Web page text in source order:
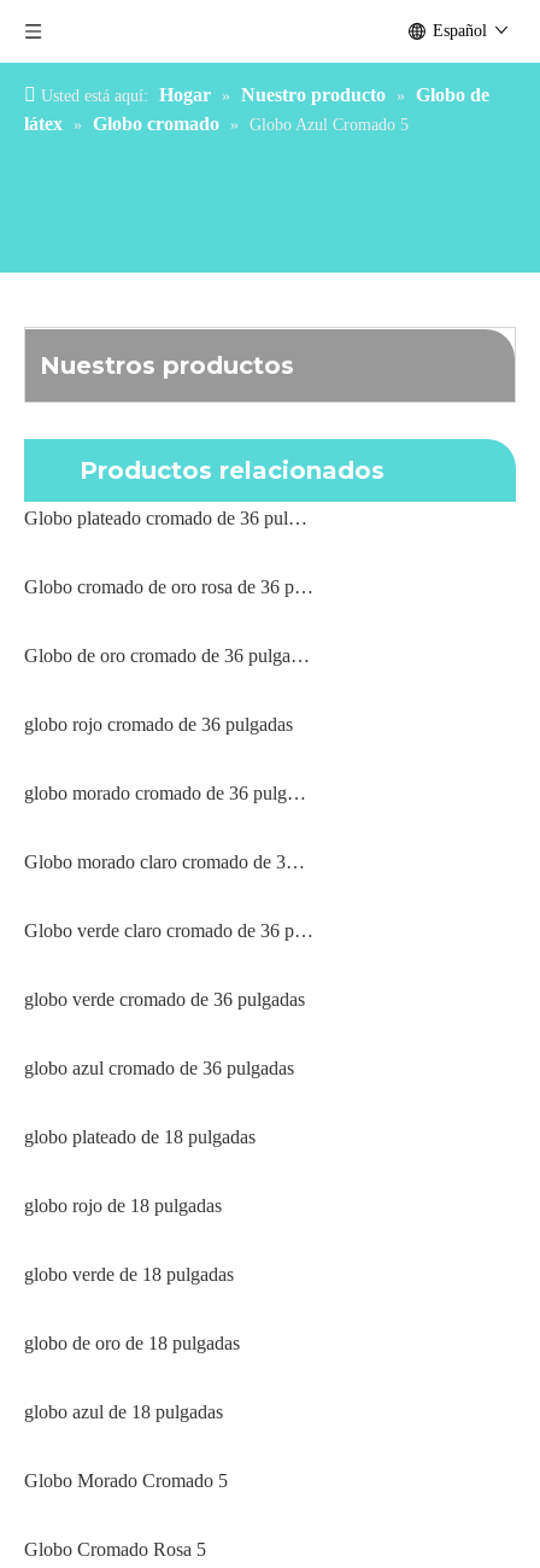
Español
Usted está aquí: Hogar » Nuestro producto »
Globo de
látex
» Globo cromado » Globo Azul Cromado 5
Nuestros productos
Productos relacionados
Globo plateado cromado de 36 pulgadas
Globo cromado de oro rosa de 36 pulgadas
Globo de oro cromado de 36 pulgadas
globo rojo cromado de 36 pulgadas
globo morado cromado de 36 pulgadas
Globo morado claro cromado de 36 pulgadas
Globo verde claro cromado de 36 pulgadas
globo verde cromado de 36 pulgadas
globo azul cromado de 36 pulgadas
globo plateado de 18 pulgadas
globo rojo de 18 pulgadas
globo verde de 18 pulgadas
globo de oro de 18 pulgadas
globo azul de 18 pulgadas
Globo Morado Cromado 5
Globo Cromado Rosa 5